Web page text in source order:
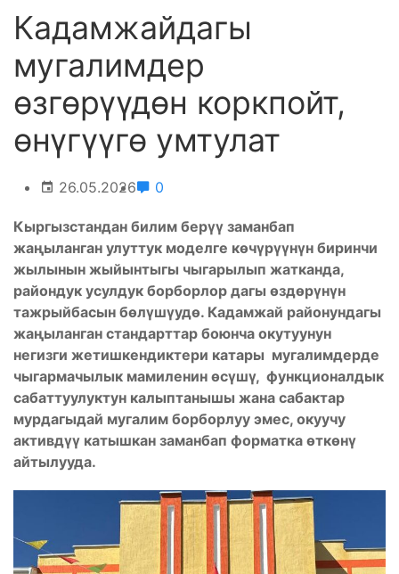
Кадамжайдагы
мугалимдер
өзгөрүүдөн коркпойт,
өнүгүүгө умтулат
26.05.2026 0
Кыргызстандан билим берүү заманбап
жаңыланган улуттук моделге көчүрүүнүн биринчи
жылынын жыйынтыгы чыгарылып жатканда,
райондук усулдук борборлор дагы өздөрүнүн
тажрыйбасын бөлүшүудө. Кадамжай районундагы
жаңыланган стандарттар боюнча окутуунун
негизги жетишкендиктери катары мугалимдерде
чыгармачылык мамиленин өсүшү, функционалдык
сабаттуулуктун калыптанышы жана сабактар
мурдагыдай мугалим борборлуу эмес, окуучу
активдүү катышкан заманбап форматка өткөнү
айтылууда.